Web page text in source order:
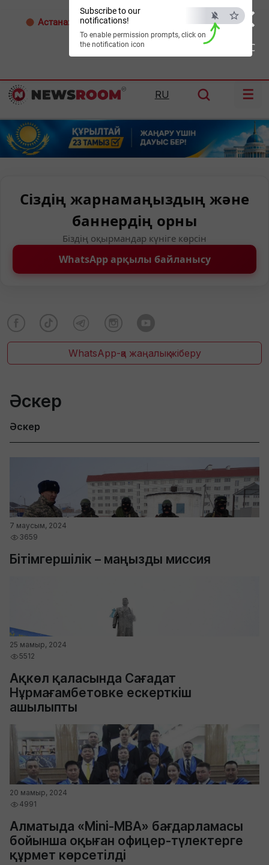
×
ESC
Subscribe to our
notifications!
To enable permission prompts, click on
the notification icon
Астана: 32°C Алматы: Шымкент:36°C
RU ☰
Сіздің жарнамаңыздың және
баннердің орны
Біздің оқырмандар күніге көрсін
WhatsApp арқылы байланысу
WhatsApp-қа жаңалық жіберу
Әскер
Әскер
7 маусым, 2024
3659
Бітімгершілік – маңызды миссия
25 мамыр, 2024
5512
Ақкөл қаласында Сағадат
Нұрмағамбетовке ескерткіш
ашылыпты
20 мамыр, 2024
4991
Алматыда «Mini-MBA» бағдарламасы
бойынша оқыған офицер-түлектерге
құрмет көрсетілді